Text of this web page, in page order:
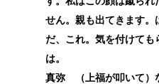
せん。親も出てきます
だ、これ。気を付けて
は。
真弥 （上福が叩いて）